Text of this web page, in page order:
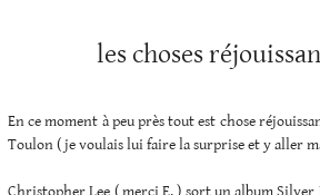
les choses
En ce moment à peu près tout est chose
Toulon ( je voulais lui faire la surprise et y aller